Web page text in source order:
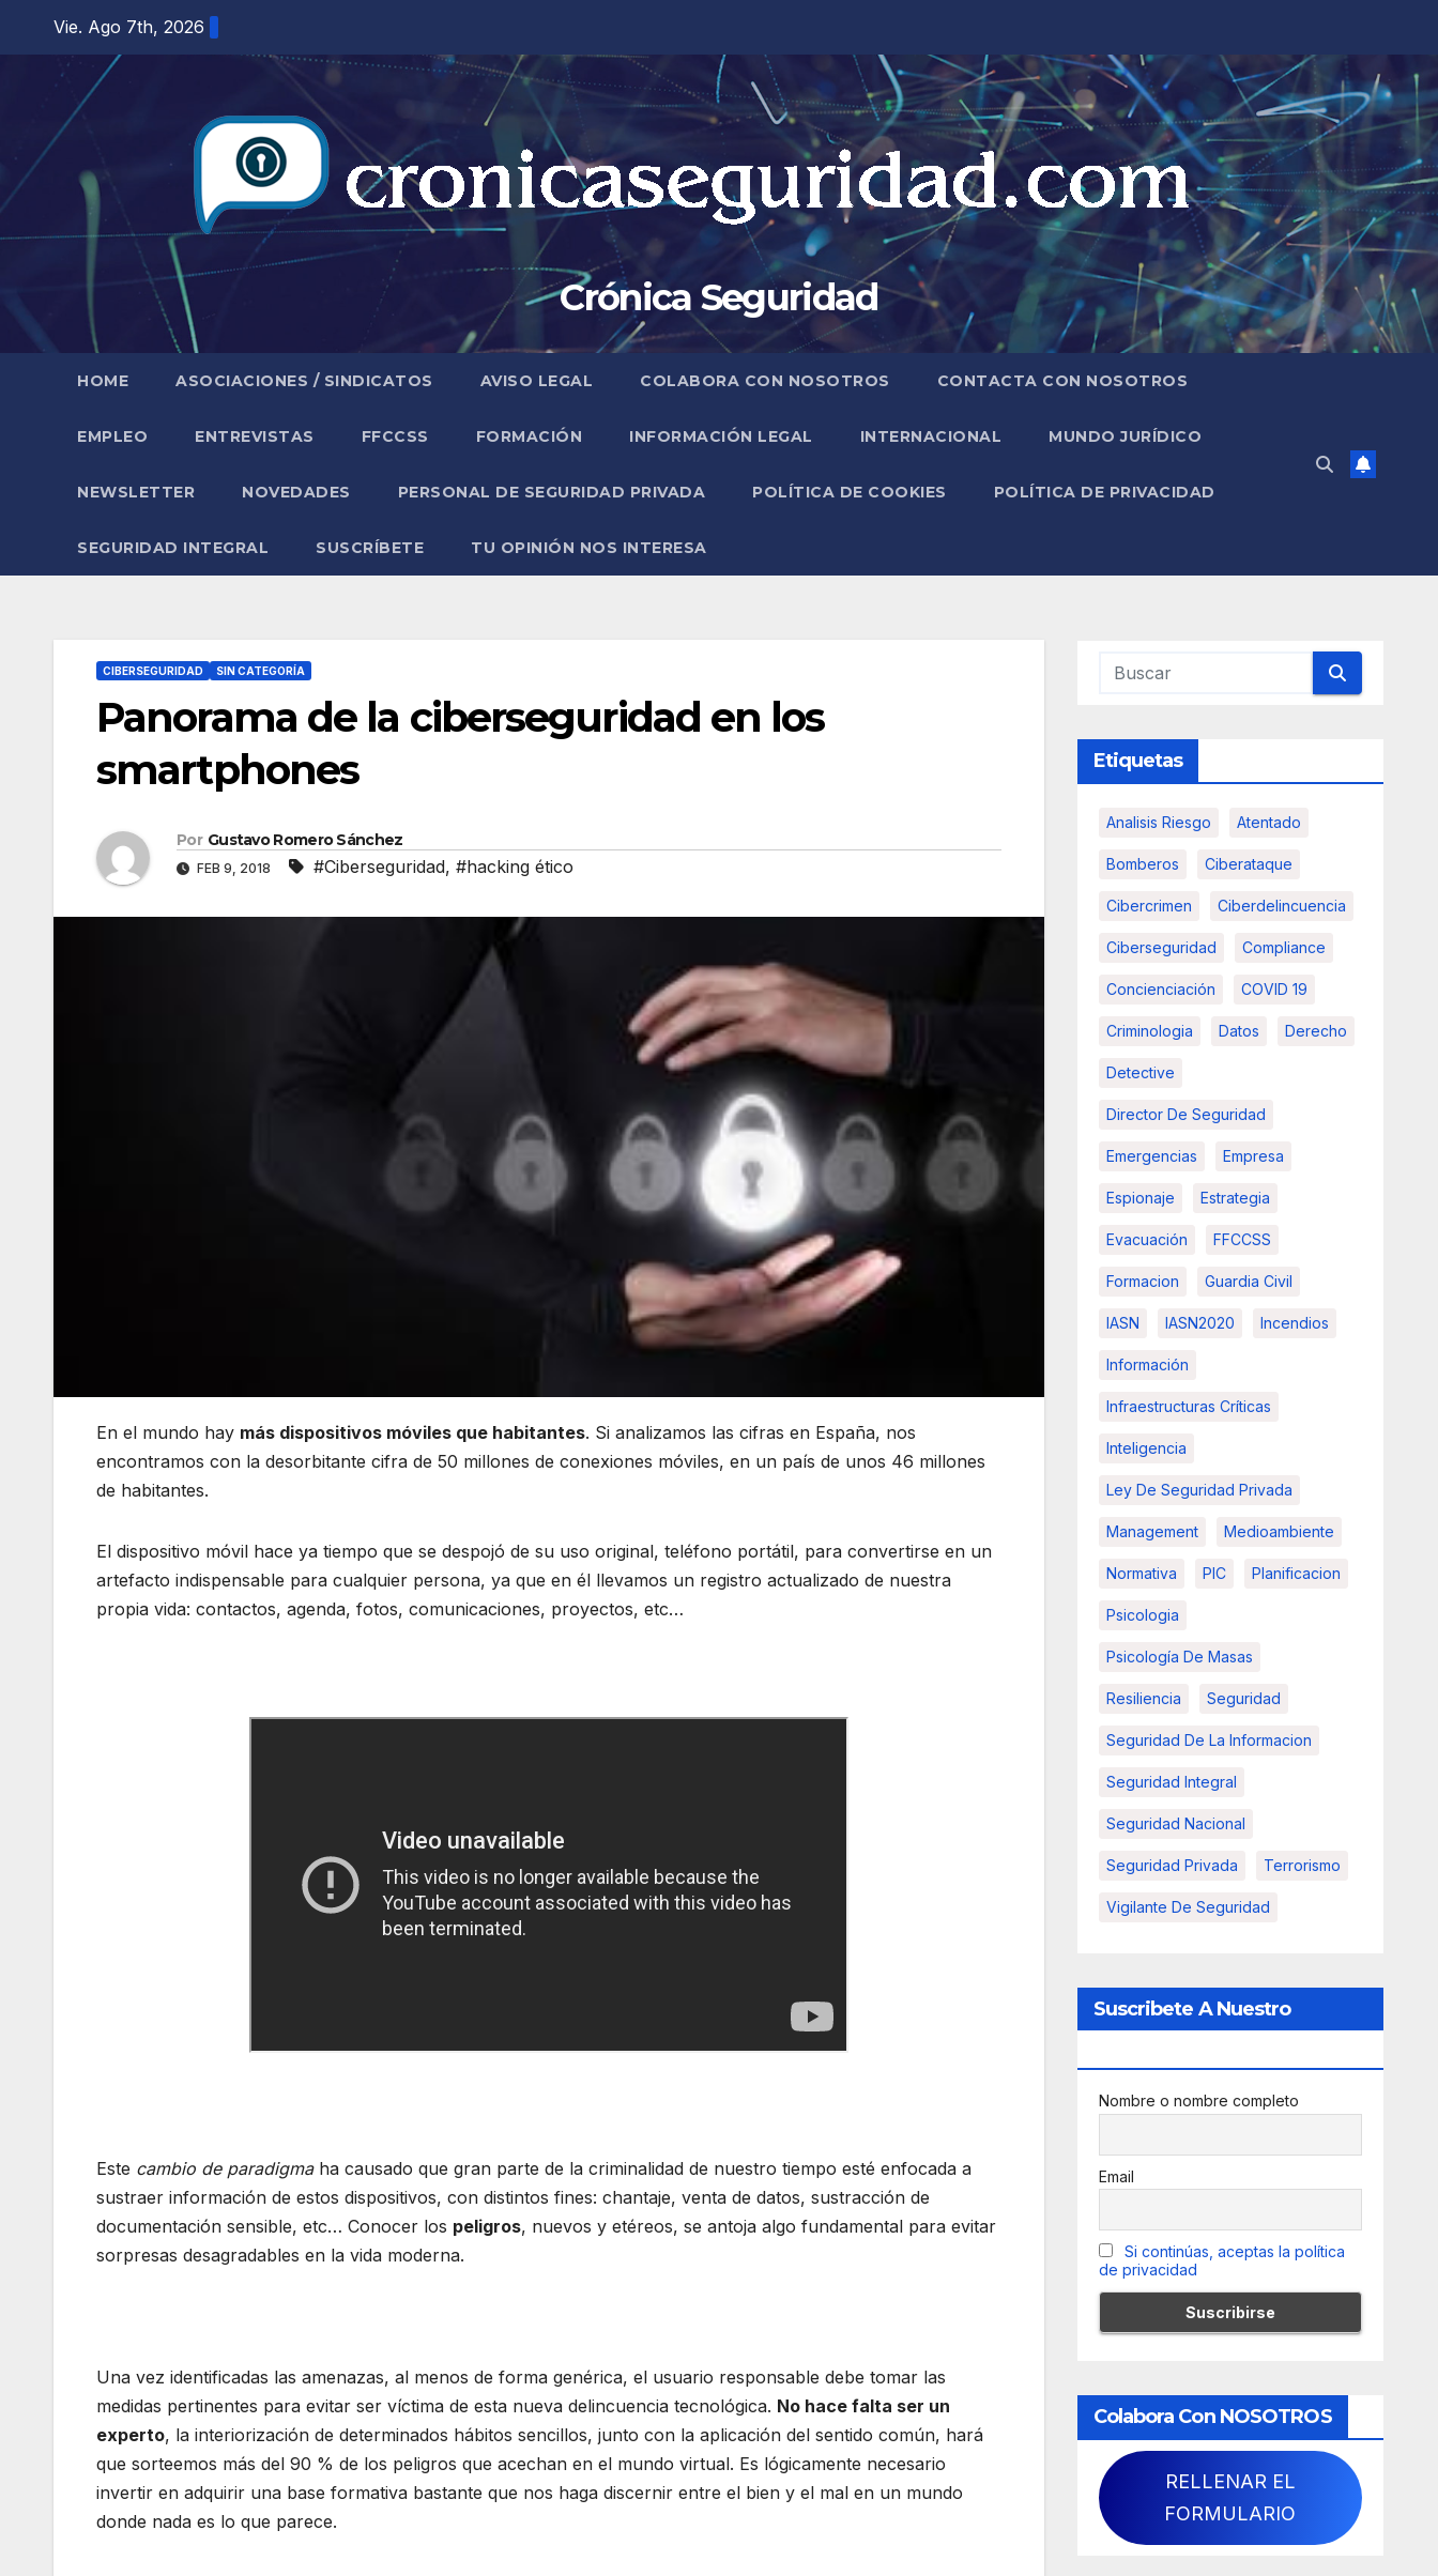
contenido
Vie. Ago 7th, 2026
Crónica Seguridad
HOME ASOCIACIONES / SINDICATOS AVISO LEGAL COLABORA CON NOSOTROS CONTACTA CON NOSOTROS
EMPLEO ENTREVISTAS FFCCSS FORMACIÓN INFORMACIÓN LEGAL INTERNACIONAL MUNDO JURÍDICO
NEWSLETTER NOVEDADES PERSONAL DE SEGURIDAD PRIVADA POLÍTICA DE COOKIES POLÍTICA DE PRIVACIDAD
SEGURIDAD INTEGRAL SUSCRÍBETE TU OPINIÓN NOS INTERESA
CIBERSEGURIDAD SIN CATEGORÍA
Panorama de la ciberseguridad en los
smartphones
Por Gustavo Romero Sánchez
FEB 9, 2018 #Ciberseguridad, #hacking ético
En el mundo hay más dispositivos móviles que habitantes. Si analizamos las cifras en España, nos
encontramos con la desorbitante cifra de 50 millones de conexiones móviles, en un país de unos 46 millones
de habitantes.
El dispositivo móvil hace ya tiempo que se despojó de su uso original, teléfono portátil, para convertirse en un
artefacto indispensable para cualquier persona, ya que en él llevamos un registro actualizado de nuestra
propia vida: contactos, agenda, fotos, comunicaciones, proyectos, etc…
Este cambio de paradigmaha causado que gran parte de la criminalidad de nuestro tiempo esté enfocada a
sustraer información de estos dispositivos, con distintos fines: chantaje, venta de datos, sustracción de
documentación sensible, etc… Conocer los peligros, nuevos y etéreos, se antoja algo fundamental para evitar
sorpresas desagradables en la vida moderna.
Una vez identificadas las amenazas, al menos de forma genérica, el usuario responsable debe tomar las
medidas pertinentes para evitar ser víctima de esta nueva delincuencia tecnológica. No hace falta ser un
experto, la interiorización de determinados hábitos sencillos, junto con la aplicación del sentido común, hará
que sorteemos más del 90 % de los peligros que acechan en el mundo virtual. Es lógicamente necesario
invertir en adquirir una base formativa bastante que nos haga discernir entre el bien y el mal en un mundo
donde nada es lo que parece.
Etiquetas
Analisis Riesgo Atentado
Bomberos Ciberataque
Cibercrimen Ciberdelincuencia
Ciberseguridad Compliance
Concienciación COVID 19
Criminologia Datos Derecho
Detective
Director De Seguridad
Emergencias Empresa
Espionaje Estrategia
Evacuación FFCCSS
Formacion Guardia Civil
IASN IASN2020 Incendios
Información
Infraestructuras Críticas
Inteligencia
Ley De Seguridad Privada
Management Medioambiente
Normativa PIC Planificacion
Psicologia
Psicología De Masas
Resiliencia Seguridad
Seguridad De La Informacion
Seguridad Integral
Seguridad Nacional
Seguridad Privada Terrorismo
Vigilante De Seguridad
Suscribete A Nuestro
Nombre o nombre completo
Email
Si continúas, aceptas la política
de privacidad
Colabora Con NOSOTROS
RELLENAR EL
FORMULARIO